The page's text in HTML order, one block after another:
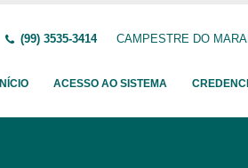
(99) 3535-3414 CAMPESTRE DO
INÍCIO ACESSO AO SISTEMA